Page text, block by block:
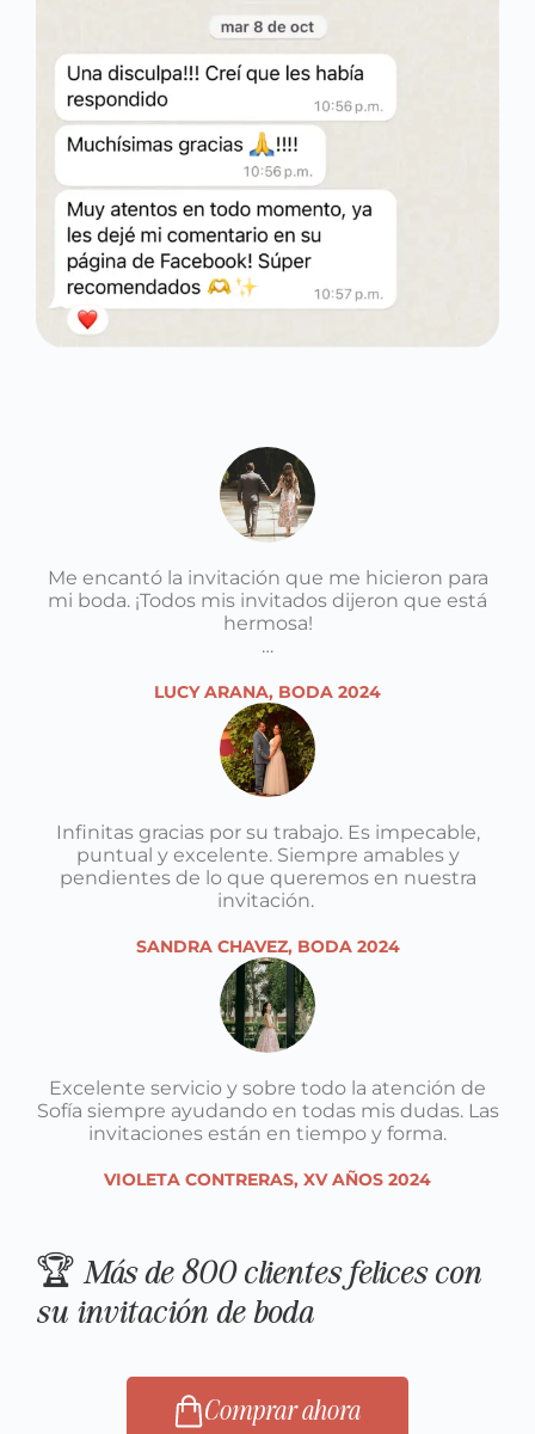
Me encantó la invitación que me hicieron para
mi boda. ¡Todos mis invitados dijeron que está
hermosa!
…
LUCY ARANA, BODA 2024
Infinitas gracias por su trabajo. Es impecable,
puntual y excelente. Siempre amables y
pendientes de lo que queremos en nuestra
invitación.
SANDRA CHAVEZ, BODA 2024
Excelente servicio y sobre todo la atención de
Sofía siempre ayudando en todas mis dudas. Las
invitaciones están en tiempo y forma.
VIOLETA CONTRERAS, XV AÑOS 2024
🏆 Más de 800 clientes felices con
su invitación de boda
Comprar ahora